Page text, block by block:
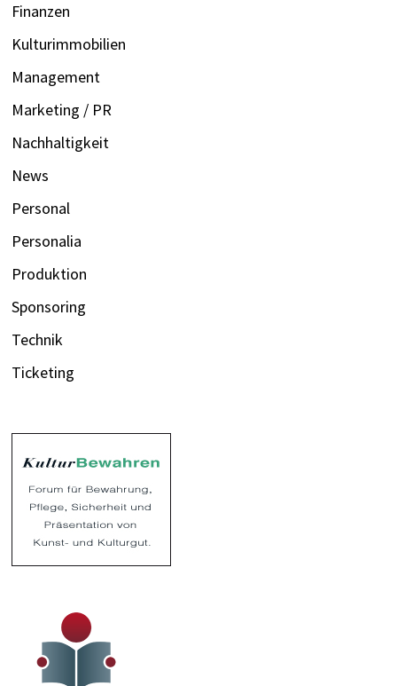
Finanzen
Kulturimmobilien
Management
Marketing / PR
Nachhaltigkeit
News
Personal
Personalia
Produktion
Sponsoring
Technik
Ticketing